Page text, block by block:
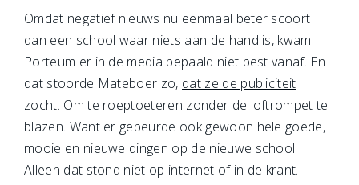
Omdat negatief nieuws nu eenmaal beter scoort
dan een school waar niets aan de hand is, kwam
Porteum er in de media bepaald niet best vanaf. En
dat stoorde Mateboer zo, dat ze de publiciteit
zocht. Om te roeptoeteren zonder de loftrompet te
blazen. Want er gebeurde ook gewoon hele goede,
mooie en nieuwe dingen op de nieuwe school.
Alleen dat stond niet op internet of in de krant.